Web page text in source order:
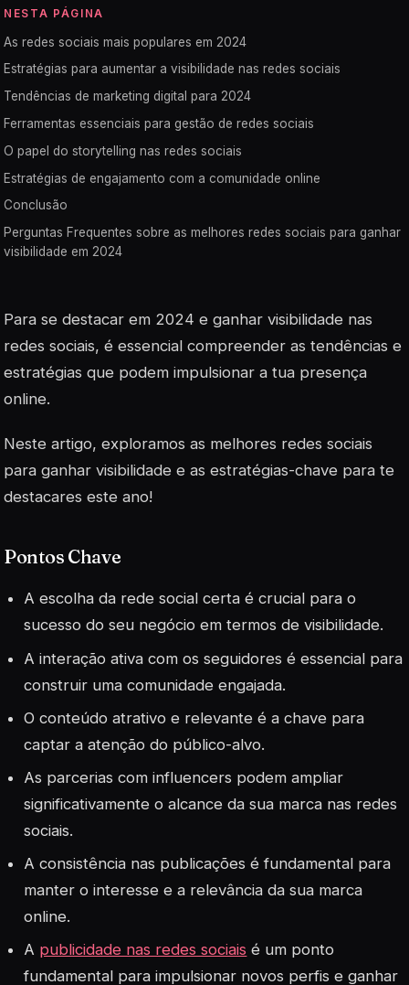
NESTA PÁGINA
As redes sociais mais populares em 2024
Estratégias para aumentar a visibilidade nas redes sociais
Tendências de marketing digital para 2024
Ferramentas essenciais para gestão de redes sociais
O papel do storytelling nas redes sociais
Estratégias de engajamento com a comunidade online
Conclusão
Perguntas Frequentes sobre as melhores redes sociais para ganhar
visibilidade em 2024
Para se destacar em 2024 e ganhar visibilidade nas
redes sociais, é essencial compreender as tendências e
estratégias que podem impulsionar a tua presença
online.
Neste artigo, exploramos as melhores redes sociais
para ganhar visibilidade e as estratégias-chave para te
destacares este ano!
Pontos Chave
A escolha da rede social certa é crucial para o
sucesso do seu negócio em termos de visibilidade.
A interação ativa com os seguidores é essencial para
construir uma comunidade engajada.
O conteúdo atrativo e relevante é a chave para
captar a atenção do público-alvo.
As parcerias com influencers podem ampliar
significativamente o alcance da sua marca nas redes
sociais.
A consistência nas publicações é fundamental para
manter o interesse e a relevância da sua marca
online.
A publicidade nas redes sociais é um ponto
fundamental para impulsionar novos perfis e ganhar